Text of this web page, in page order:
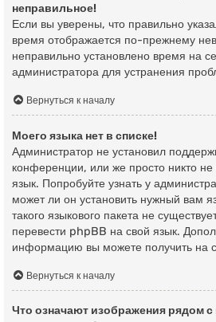
неправильное!
Если вы уверены, что правильно
время отображается по-прежнему
неправильно установлено время на
администратора для устранения
Вернуться к началу
Моего языка нет в списке!
Администратор не установил
конференции, или же просто никто
язык. Попробуйте узнать у
может ли он установить нужный вам
такого языкового пакета не
перевести phpBB на свой язык.
информацию вы можете получить на
Вернуться к началу
Что означают изображения рядом